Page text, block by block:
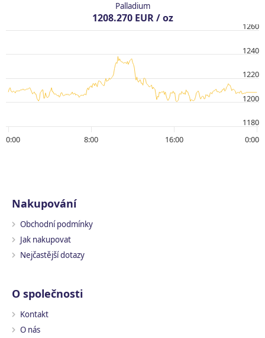
Palladium
1208.270 EUR / oz
0:00 8:00 16:00 0:00
1180
1200
1220
1240
1260
Nakupování
Obchodní podmínky
Jak nakupovat
Nejčastější dotazy
O společnosti
Kontakt
O nás